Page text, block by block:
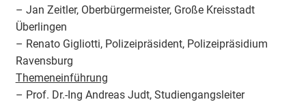
– Jan Zeitler, Oberbürgermeister, Große Kreisstadt
Überlingen
– Renato Gigliotti, Polizeipräsident, Polizeipräsidium
Ravensburg
Themeneinführung
– Prof. Dr.-Ing Andreas Judt, Studiengangsleiter